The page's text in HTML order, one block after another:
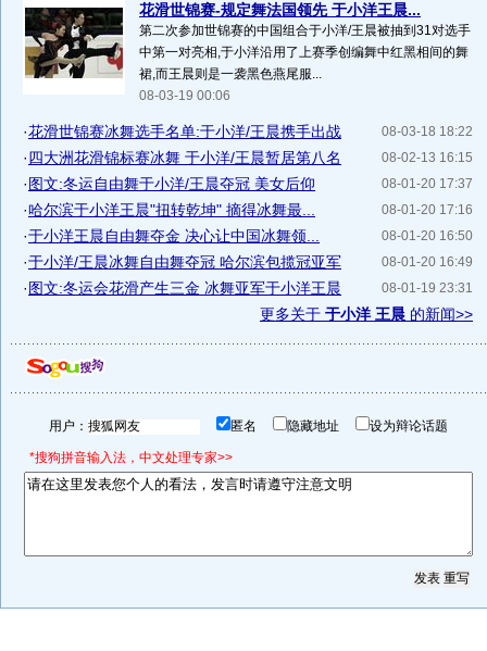
花滑世锦赛-规定舞法国领先 于小洋王晨...
第二次参加世锦赛的中国组合于小洋/王晨被抽到31对选手
中第一对亮相,于小洋沿用了上赛季创编舞中红黑相间的舞
裙,而王晨则是一袭黑色燕尾服...
08-03-19 00:06
08-03-18 18:22
·花滑世锦赛冰舞选手名单:于小洋/王晨携手出战
08-02-13 16:15
·四大洲花滑锦标赛冰舞 于小洋/王晨暂居第八名
08-01-20 17:37
·图文:冬运自由舞于小洋/王晨夺冠 美女后仰
08-01-20 17:16
·哈尔滨于小洋王晨"扭转乾坤" 摘得冰舞最...
08-01-20 16:50
·于小洋王晨自由舞夺金 决心让中国冰舞领...
08-01-20 16:49
·于小洋/王晨冰舞自由舞夺冠 哈尔滨包揽冠亚军
08-01-19 23:31
·图文:冬运会花滑产生三金 冰舞亚军于小洋王晨
更多关于 于小洋 王晨 的新闻>>
用户： 匿名 隐藏地址 设为辩论话题
*搜狗拼音输入法，中文处理专家>>